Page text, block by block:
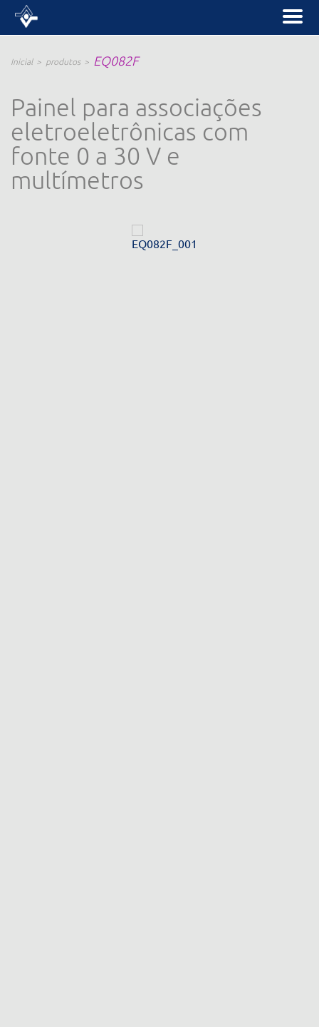
Inicial produtos EQ082F
Painel para associações
eletroeletrônicas com
fonte 0 a 30 V e
multímetros